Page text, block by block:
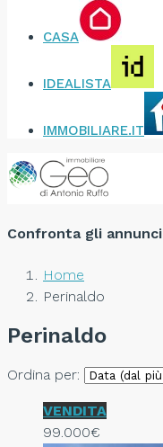
CASA
IDEALISTA
IMMOBILIARE.IT
Confronta gli annunci
Home
Perinaldo
Perinaldo
Ordina per:
VENDITA
99.000€